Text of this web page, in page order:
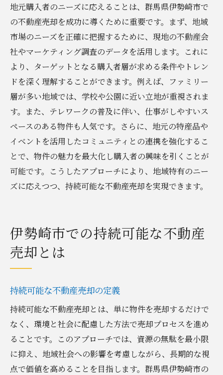
地元購入者のニーズに応えることは、群馬県伊勢崎市で
の不動産売却を成功に導くために重要です。まず、地域
市場のニーズを正確に把握するために、現地の不動産会
社やマーケティング調査のデータを活用します。これに
より、ターゲットとなる購入者層が求める条件やトレン
ドを深く理解することができます。例えば、ファミリー
層が多い地域では、学校や公園に近い立地が重視されま
す。また、テレワークの普及に伴い、仕事がしやすいス
ペースのある物件も人気です。さらに、地元の特産品や
イベントを活用したコミュニティとの連携を強化するこ
とで、物件の魅力を最大化し購入者の興味を引くことが
可能です。こうしたアプローチにより、地域特有のニー
ズに応えつつ、持続可能な不動産売却を実現できます。
伊勢崎市での持続可能な不動産
売却とは
持続可能な不動産売却の定義
持続可能な不動産売却とは、単に物件を売却するだけで
なく、環境と社会に配慮した方法で売却プロセスを進め
ることです。このアプローチでは、資源の無駄を最小限
に抑え、地域社会への影響を考慮しながら、長期的な視
点で価値を高めることを目指します。群馬県伊勢崎市の